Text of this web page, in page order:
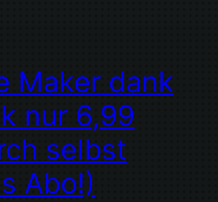
Maker dank
nur 6,99
selbst
Abo!)